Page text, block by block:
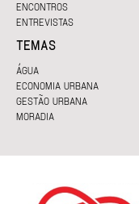
ENCONTROS
ENTREVISTAS
TEMAS
ÁGUA
ECONOMIA URBANA
GESTÃO URBANA
MORADIA